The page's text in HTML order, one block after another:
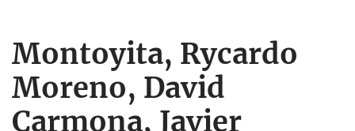
Montoyita, Rycardo
Moreno, David
Carmona, Javier